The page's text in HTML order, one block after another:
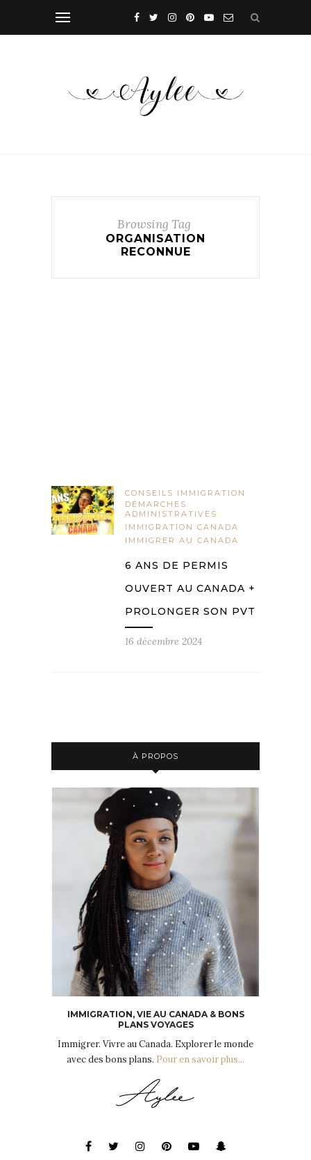
Browsing Tag
ORGANISATION
RECONNUE
CONSEILS IMMIGRATION
DÉMARCHES
ADMINISTRATIVES
IMMIGRATION CANADA
IMMIGRER AU CANADA
6 ANS DE PERMIS
OUVERT AU CANADA +
PROLONGER SON PVT
16 décembre 2024
À PROPOS
IMMIGRATION, VIE AU CANADA & BONS
PLANS VOYAGES
Immigrer. Vivre au Canada. Explorer le monde
avec des bons plans. Pour en savoir plus...